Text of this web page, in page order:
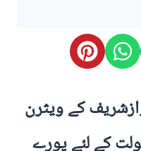
کے ویثرن
کے لئے پورے